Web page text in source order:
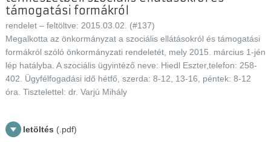
támogatási formákról
rendelet – feltöltve: 2015.03.02. (#137)
Megalkotta az önkormányzat a szociális ellátásokról és támogatási
formákról szóló önkormányzati rendeletét, mely 2015. március 1-jén
lép hatályba. A szociális ügyintéző neve: Hiedl Eszter,telefon: 258-
402. Ügyfélfogadási idő hétfő, szerda: 8-12, 13-16, péntek: 8-12
óra. Tisztelettel: dr. Varjú Mihály
letöltés (.pdf)